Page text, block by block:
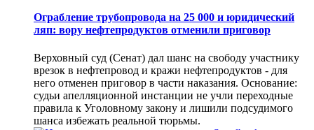
Ограбление трубопровода на 25 000 и юридический
ляп: вору нефтепродуктов отменили приговор
Верховный суд (Сенат) дал шанс на свободу участнику
врезок в нефтепровод и кражи нефтепродуктов - для
него отменен приговор в части наказания. Основание:
судьи апелляционной инстанции не учли переходные
правила к Уголовному закону и лишили подсудимого
шанса избежать реальной тюрьмы.